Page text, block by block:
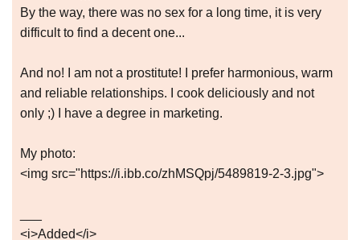
By the way, there was no sex for a long time, it is very
difficult to find a decent one...
And no! I am not a prostitute! I prefer harmonious, warm
and reliable relationships. I cook deliciously and not
only ;) I have a degree in marketing.
My photo:
<img src="https://i.ibb.co/zhMSQpj/5489819-2-3.jpg">
<i>Added</i>